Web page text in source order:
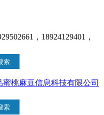
，18924129401，
索
索